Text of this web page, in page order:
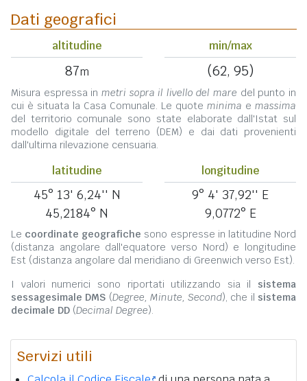
Dati geografici
altitudine
87m
min/max
(62, 95)
Misura espressa in metri sopra il livello del mare del punto in
cui è situata la Casa Comunale. Le quote minima e massima
del territorio comunale sono state elaborate dall'Istat sul
modello digitale del terreno (DEM) e dai dati provenienti
dall'ultima rilevazione censuaria.
latitudine
45° 13' 6,24'' N
45,2184° N
longitudine
9° 4' 37,92'' E
9,0772° E
Le coordinate geografiche sono espresse in latitudine Nord
(distanza angolare dall'equatore verso Nord) e longitudine
Est (distanza angolare dal meridiano di Greenwich verso Est).
I valori numerici sono riportati utilizzando sia il sistema
sessagesimale DMS (Degree, Minute, Second), che il sistema
decimale DD (Decimal Degree).
Servizi utili